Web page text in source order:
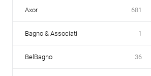
Axor 681
Bagno & Associati 1
BelBagno 36